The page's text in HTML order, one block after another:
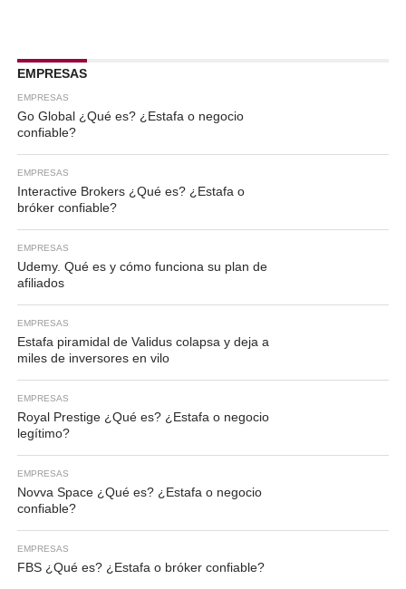
EMPRESAS
EMPRESAS
Go Global ¿Qué es? ¿Estafa o negocio
confiable?
EMPRESAS
Interactive Brokers ¿Qué es? ¿Estafa o
bróker confiable?
EMPRESAS
Udemy. Qué es y cómo funciona su plan de
afiliados
EMPRESAS
Estafa piramidal de Validus colapsa y deja a
miles de inversores en vilo
EMPRESAS
Royal Prestige ¿Qué es? ¿Estafa o negocio
legítimo?
EMPRESAS
Novva Space ¿Qué es? ¿Estafa o negocio
confiable?
EMPRESAS
FBS ¿Qué es? ¿Estafa o bróker confiable?